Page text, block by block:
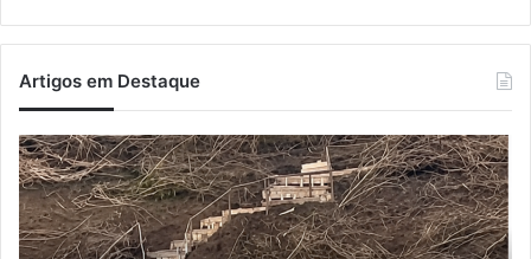
Artigos em Destaque
Turisvales
2026
recebe
1200
profissionais